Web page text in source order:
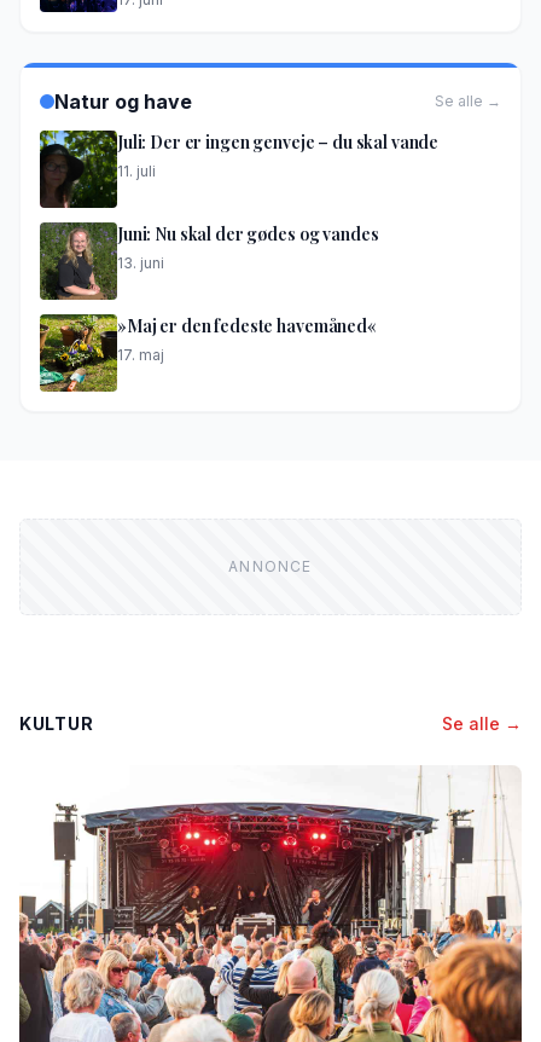
Natur og have Se alle →
Juli: Der er ingen genveje – du skal vande
11. juli
Juni: Nu skal der gødes og vandes
13. juni
»Maj er den fedeste havemåned«
17. maj
KULTUR Se alle →